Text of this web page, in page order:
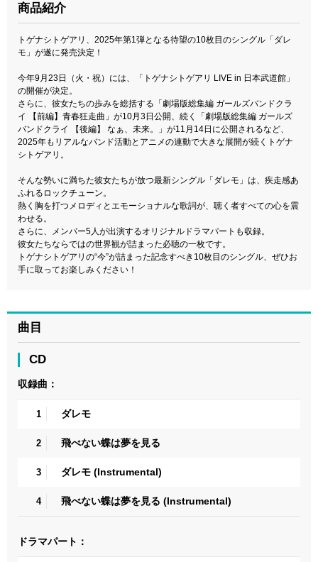
商品紹介
トゲナシトゲアリ、2025年第1弾となる待望の10枚目のシングル「ダレ
モ」が遂に発売決定！
今年9月23日（火・祝）には、「トゲナシトゲアリ LIVE in 日本武道館」
の開催が決定。
さらに、彼女たちの歩みを総括する「劇場版総集編 ガールズバンドクラ
イ 【前編】青春狂走曲」が10月3日公開、続く「劇場版総集編 ガールズ
バンドクライ 【後編】 なぁ、未来。」が11月14日に公開されるなど、
2025年もリアルなバンド活動とアニメの連動で大きな展開が続くトゲナ
シトゲアリ。
そんな勢いに満ちた彼女たちが放つ最新シングル「ダレモ」は、疾走感あ
ふれるロックチューン。
熱く胸を打つメロディとエモーショナルな歌詞が、聴く者すべての心を震
わせる。
さらに、メンバー5人が出演するオリジナルドラマパートも収録。
彼女たちならではの世界観が詰まった必聴の一枚です。
トゲナシトゲアリの“今”が詰まった記念すべき10枚目のシングル、ぜひお
手に取ってお楽しみください！
曲目
CD
収録曲：
1 ダレモ
2 飛べない蝶は夢を見る
3 ダレモ (Instrumental)
4 飛べない蝶は夢を見る (Instrumental)
ドラマパート：